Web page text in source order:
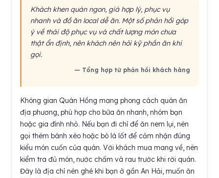
Khách khen quán ngon, giá hợp lý, phục vụ
nhanh và đồ ăn local dễ ăn. Một số phản hồi góp
ý về thái độ phục vụ và chất lượng món chưa
thật ổn định, nên khách nên hỏi kỹ phần ăn khi
gọi.
— Tổng hợp từ phản hồi khách hàng
Không gian Quán Hồng mang phong cách quán ăn
địa phương, phù hợp cho bữa ăn nhanh, nhóm bạn
hoặc gia đình nhỏ. Nếu bạn đi chỉ để ăn nem lụi, nên
gọi thêm bánh xèo hoặc bò lá lốt để cảm nhận đúng
kiểu món cuốn của quán. Với khách mua mang về, nên
kiểm tra đủ món, nước chấm và rau trước khi rời quán.
Đây là địa chỉ nên ghé khi bạn ở gần An Hải, muốn ăn